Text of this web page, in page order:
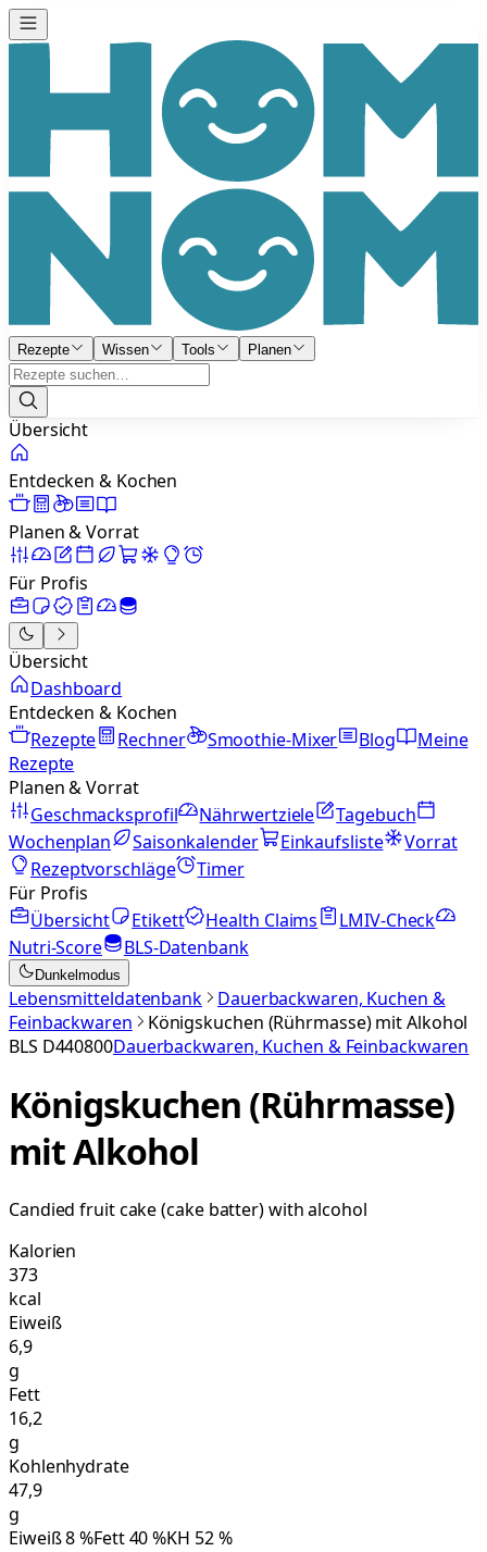
Rezepte Wissen Tools Planen
Übersicht
Entdecken & Kochen
Planen & Vorrat
Für Profis
Übersicht
Dashboard
Entdecken & Kochen
Rezepte
Rechner Smoothie-Mixer Blog
Meine
Rezepte
Planen & Vorrat
Geschmacksprofil
Nährwertziele
Tagebuch
Wochenplan
Saisonkalender Einkaufsliste
Vorrat
Rezeptvorschläge
Timer
Für Profis
Übersicht
Etikett Health Claims
LMIV-Check
Nutri-Score
BLS-Datenbank
Dunkelmodus
Lebensmitteldatenbank
Dauerbackwaren, Kuchen &
Feinbackwaren
Königskuchen (Rührmasse) mit Alkohol
BLS D440800Dauerbackwaren, Kuchen & Feinbackwaren
Königskuchen (Rührmasse)
mit Alkohol
Candied fruit cake (cake batter) with alcohol
Kalorien
373
kcal
Eiweiß
6,9
g
Fett
16,2
g
Kohlenhydrate
47,9
g
Eiweiß8%Fett40%KH 52%